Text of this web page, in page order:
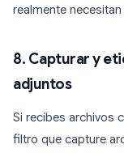
realmente
8. Capturar y
adjuntos
Si recibes archivos
filtro que capture